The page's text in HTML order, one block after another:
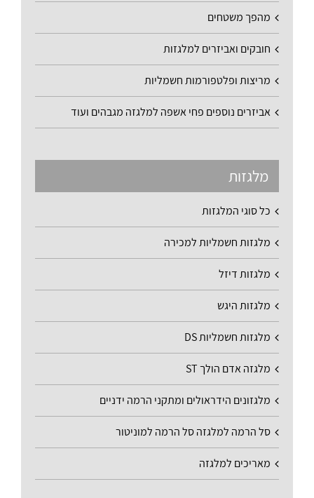
מהפך משטחים
חובקים ואביזרים למלגזות
מריצות ופלטפורמות חשמליות
אביזרים נוספים פחי אשפה למלגזה מגבהים ועוד
מלגזות
כל סוגי המלגזות
מלגזות חשמליות למכירה
מלגזות דיזל
מלגזות היגש
מלגזות חשמליות DS
מלגזה אדם הולך ST
מלגזונים הידראולים ומתקני הרמה ידניים
סל הרמה למלגזה סל הרמה למוניטור
מאריכים למלגזה